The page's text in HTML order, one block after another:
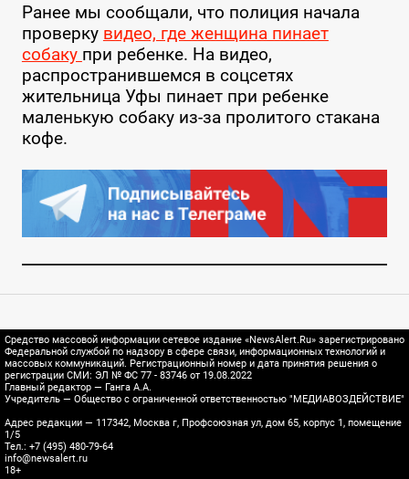
Ранее мы сообщали, что полиция начала
проверку видео, где женщина пинает
собаку при ребенке. На видео,
распространившемся в соцсетях
жительница Уфы пинает при ребенке
маленькую собаку из-за пролитого стакана
кофе.
Средство массовой информации сетевое издание «NewsAlert.Ru» зарегистрировано
Федеральной службой по надзору в сфере связи, информационных технологий и
массовых коммуникаций. Регистрационный номер и дата принятия решения о
регистрации СМИ: ЭЛ № ФС 77 - 83746 от 19.08.2022
Главный редактор — Ганга А.А.
Учредитель — Общество с ограниченной ответственностью "МЕДИАВОЗДЕЙСТВИЕ"
Адрес редакции — 117342, Москва г, Профсоюзная ул, дом 65, корпус 1, помещение
1/5
Тел.: +7 (495) 480-79-64
info@newsalert.ru
18+